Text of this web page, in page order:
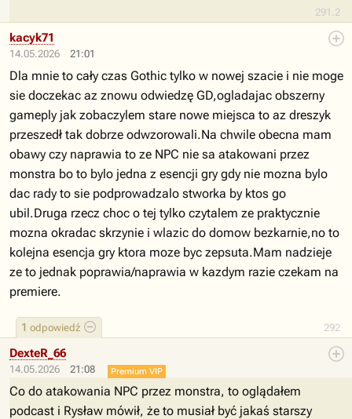
291.2
14.05.2026 21:01
292
1 odpowiedź
kacyk71
Dla mnie to cały czas Gothic tylko w nowej szacie i nie moge
sie doczekac az znowu odwiedzę GD,ogladajac obszerny
gameply jak zobaczylem stare nowe miejsca to az dreszyk
przeszedł tak dobrze odwzorowali.Na chwile obecna mam
obawy czy naprawia to ze NPC nie sa atakowani przez
monstra bo to bylo jedna z esencji gry gdy nie mozna bylo
dac rady to sie podprowadzalo stworka by ktos go
ubil.Druga rzecz choc o tej tylko czytalem ze praktycznie
mozna okradac skrzynie i wlazic do domow bezkarnie,no to
kolejna esencja gry ktora moze byc zepsuta.Mam nadzieje
ze to jednak poprawia/naprawia w kazdym razie czekam na
premiere.
14.05.2026 21:08
DexteR_66
Premium VIP
Co do atakowania NPC przez monstra, to oglądałem
podcast i Rysław mówił, że to musiał być jakaś starszy